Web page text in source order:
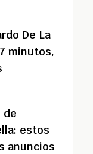
De La
minutos,
de
estos
anuncios